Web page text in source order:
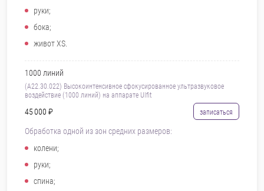
руки;
бока;
живот XS.
1000 линий
(А22.30.022) Высокоинтенсивное сфокусированное ультразвуковое
воздействие (1000 линий) на аппарате Ulfit
45 000 ₽ записаться
Обработка одной из зон средних размеров:
колени;
руки;
спина;